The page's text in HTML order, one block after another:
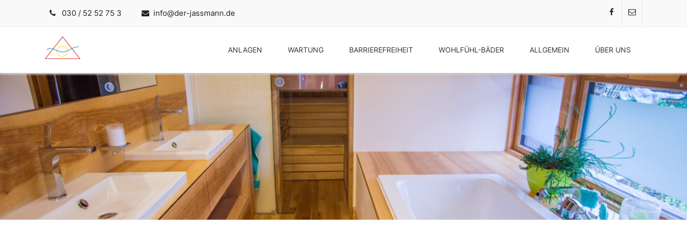
030 / 52 52 75 3 info@der-jassmann.de
ANLAGEN WARTUNG BARRIEREFREIHEIT WOHLFÜHL-BÄDER ALLGEMEIN ÜBER UNS